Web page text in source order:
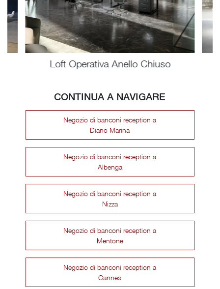
Loft Operativa Anello Chiuso
CONTINUA A NAVIGARE
Negozio di banconi reception a
Diano Marina
Negozio di banconi reception a
Albenga
Negozio di banconi reception a
Nizza
Negozio di banconi reception a
Mentone
Negozio di banconi reception a
Cannes